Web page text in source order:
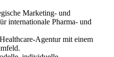
Marketing- und
internationale Pharma- und
Agentur mit einem